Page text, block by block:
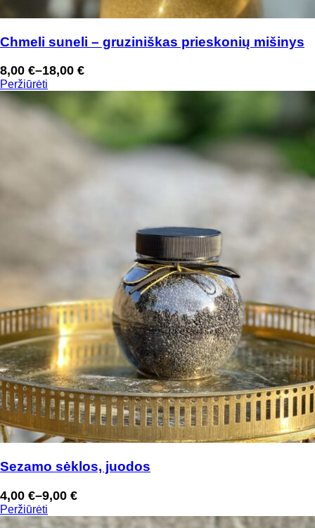
Chmeli suneli – gruziniškas prieskonių mišinys
8,00 €–18,00 €
Price
range:
8,00 €
through
Peržiūrėti
Sezamo sėklos, juodos
4,00 €–9,00 €
Price
range:
Peržiūrėti